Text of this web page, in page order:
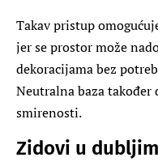
Takav pristup
jer se prostor može
dekoracijama bez
Neutralna baza
smirenosti.
Zidovi u